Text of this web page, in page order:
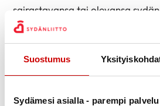
Suostumus
Sydämesi asialla - parempi
sairastavansa tai olevansa
verisuonisairauksien riskissä,
tunnistaminen jää usein
Kuljetettavalla kolesteroli- ja
voimme tukea riskitekijöiden
mahdollisimman varhaisessa